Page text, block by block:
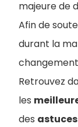
majeure de
Afin de
durant la
Retrouvez
les
des astuces